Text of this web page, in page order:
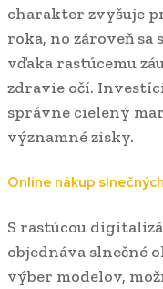
charakter zvyšuje
roka, no zároveň
vďaka rastúcemu
zdravie očí.
správne cielený
významné zisky.
Online nákup
S rastúcou
objednáva slnečné
výber modelov,